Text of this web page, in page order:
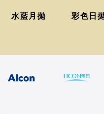
水藍月拋
彩色日